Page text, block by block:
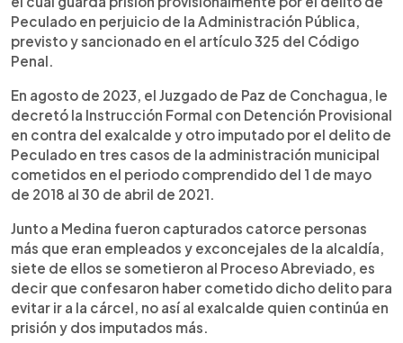
Peculado en perjuicio de la Administración Pública,
previsto y sancionado en el artículo 325 del Código
Penal.
En agosto de 2023, el Juzgado de Paz de Conchagua, le
decretó la Instrucción Formal con Detención Provisional
en contra del exalcalde y otro imputado por el delito de
Peculado en tres casos de la administración municipal
cometidos en el periodo comprendido del 1 de mayo
de 2018 al 30 de abril de 2021.
Junto a Medina fueron capturados catorce personas
más que eran empleados y exconcejales de la alcaldía,
siete de ellos se sometieron al Proceso Abreviado, es
decir que confesaron haber cometido dicho delito para
evitar ir a la cárcel, no así al exalcalde quien continúa en
prisión y dos imputados más.